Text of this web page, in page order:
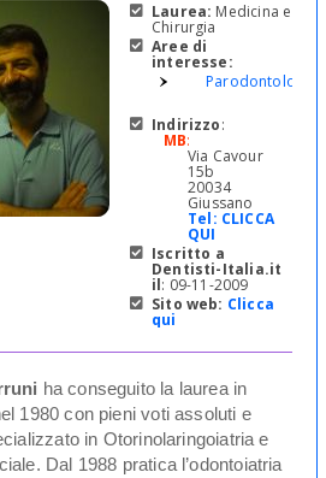
Laurea: Medicina e
Chirurgia
Aree di
interesse:
Parodontologia
Indirizzo:
MB:
Via Cavour
15b
20034
Giussano
Tel: CLICCA
QUI
Iscritto a
Dentisti-Italia.it
il: 09-11-2009
Sito web: Clicca
qui
ha conseguito la laurea in
1980 con pieni voti assoluti e
in Otorinolaringoiatria e
Dal 1988 pratica l’odontoiatria